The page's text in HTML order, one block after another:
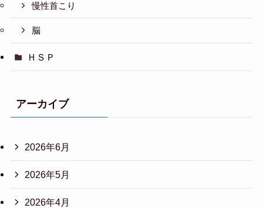
慢性首こり
脳
ＨＳＰ
アーカイブ
2026年6月
2026年5月
2026年4月